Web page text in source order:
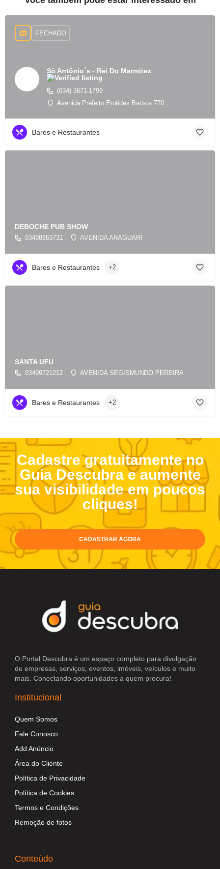
Sô Antônio´s - Rei Do Marmitex
(034) 3671-1799
Avenida Prefeito Erotides Batista 770
FECHADO
Bares e Restaurantes
DEBOCHE PUB SHOW
03498853731 AVENIDA ARAGUARI
Bares e Restaurantes +2
SANTA UFU
03499721212 AVENIDA SEGISMUNDO PEREIRA
Bares e Restaurantes +2
Cadastre gratuitamente no
Guia Descubra e aumente
sua visibilidade em poucos
cliques!
CADASTRAR AGORA
O Portal Descubra é um espaço completo para divulgação
de empresas, serviços, eventos, imóveis, veículos e muito
mais. Conectando oportunidades a quem procura!
Institucional
Quem Somos
Fale Conosco
Add Anúncio
Área do Cliente
Política de Privacidade
Política de Cookies
Termos e Condições
Remoção de fotos
Conteúdo